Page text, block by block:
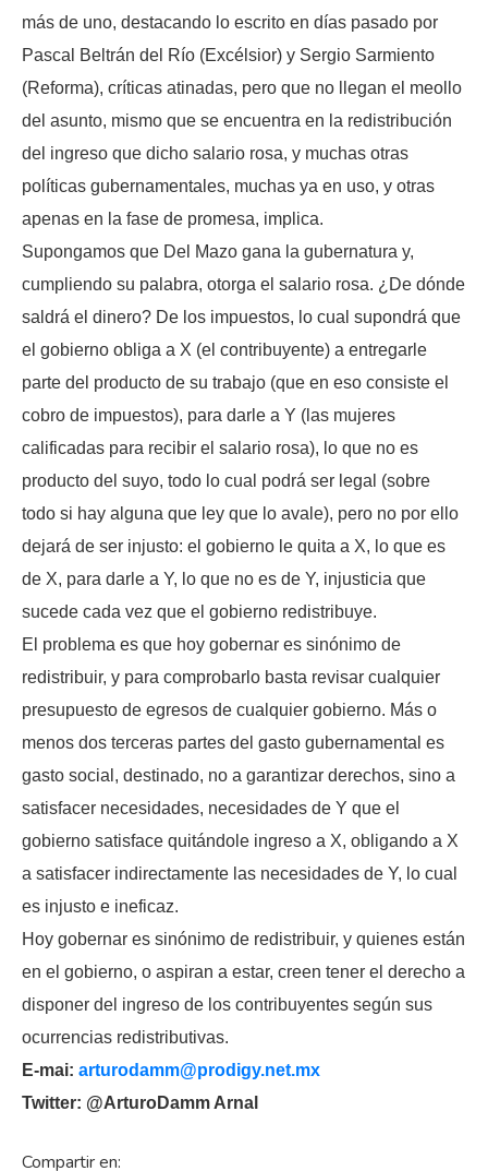
más de uno, destacando lo escrito en días pasado por
Pascal Beltrán del Río (Excélsior) y Sergio Sarmiento
(Reforma), críticas atinadas, pero que no llegan el meollo
del asunto, mismo que se encuentra en la redistribución
del ingreso que dicho salario rosa, y muchas otras
políticas gubernamentales, muchas ya en uso, y otras
apenas en la fase de promesa, implica.
Supongamos que Del Mazo gana la gubernatura y,
cumpliendo su palabra, otorga el salario rosa. ¿De dónde
saldrá el dinero? De los impuestos, lo cual supondrá que
el gobierno obliga a X (el contribuyente) a entregarle
parte del producto de su trabajo (que en eso consiste el
cobro de impuestos), para darle a Y (las mujeres
calificadas para recibir el salario rosa), lo que no es
producto del suyo, todo lo cual podrá ser legal (sobre
todo si hay alguna que ley que lo avale), pero no por ello
dejará de ser injusto: el gobierno le quita a X, lo que es
de X, para darle a Y, lo que no es de Y, injusticia que
sucede cada vez que el gobierno redistribuye.
El problema es que hoy gobernar es sinónimo de
redistribuir, y para comprobarlo basta revisar cualquier
presupuesto de egresos de cualquier gobierno. Más o
menos dos terceras partes del gasto gubernamental es
gasto social, destinado, no a garantizar derechos, sino a
satisfacer necesidades, necesidades de Y que el
gobierno satisface quitándole ingreso a X, obligando a X
a satisfacer indirectamente las necesidades de Y, lo cual
es injusto e ineficaz.
Hoy gobernar es sinónimo de redistribuir, y quienes están
en el gobierno, o aspiran a estar, creen tener el derecho a
disponer del ingreso de los contribuyentes según sus
ocurrencias redistributivas.
E-mai: arturodamm@prodigy.net.mx
Twitter: @ArturoDamm Arnal